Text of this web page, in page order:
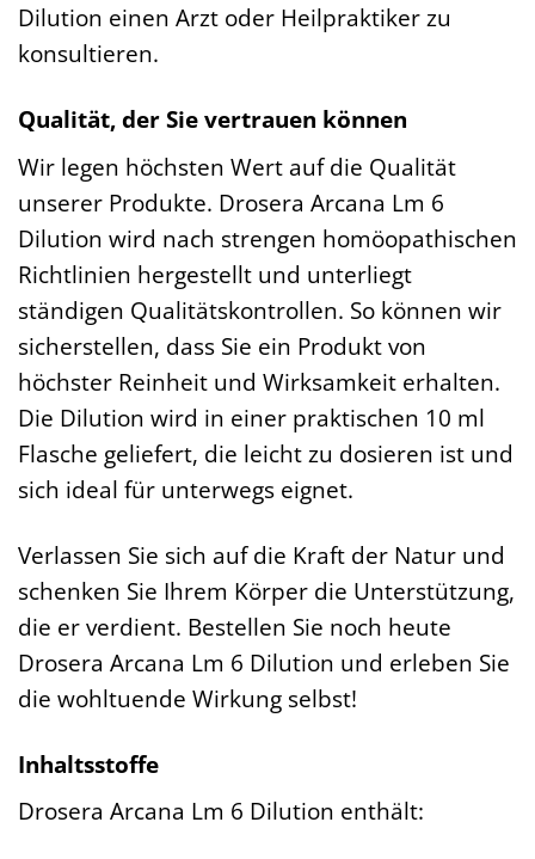
Dilution einen Arzt oder Heilpraktiker zu
konsultieren.
Qualität, der Sie vertrauen können
Wir legen höchsten Wert auf die Qualität
unserer Produkte. Drosera Arcana Lm 6
Dilution wird nach strengen homöopathischen
Richtlinien hergestellt und unterliegt
ständigen Qualitätskontrollen. So können wir
sicherstellen, dass Sie ein Produkt von
höchster Reinheit und Wirksamkeit erhalten.
Die Dilution wird in einer praktischen 10 ml
Flasche geliefert, die leicht zu dosieren ist und
sich ideal für unterwegs eignet.
Verlassen Sie sich auf die Kraft der Natur und
schenken Sie Ihrem Körper die Unterstützung,
die er verdient. Bestellen Sie noch heute
Drosera Arcana Lm 6 Dilution und erleben Sie
die wohltuende Wirkung selbst!
Inhaltsstoffe
Drosera Arcana Lm 6 Dilution enthält: